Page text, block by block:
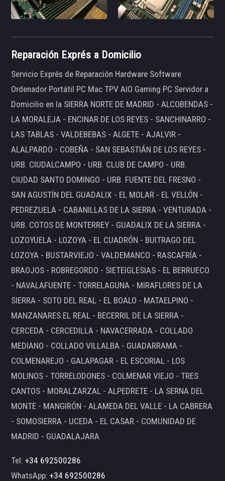
Reparación Exprés a Domicilio
Servicio Exprés de Reparación Hardware Software
Ordenador Portátil PC Mac TPV AIO Gaming PC Servidor a
Domicilio en la SIERRA NORTE DE MADRID - ALCOBENDAS -
LA MORALEJA - ENCINAR DE LOS REYES - SANCHINARRO -
LAS TABLAS - VALDEBEBAS - ALGETE - AJALVIR -
ALALPARDO - COBEÑA - SAN SEBASTIÁN DE LOS REYES -
URB. CIUDALCAMPO - URB. CLUB DE CAMPO - URB.
CIUDAD SANTO DOMINGO - URB. FUENTE DEL FRESNO -
SAN AGUSTÍN DEL GUADALIX - EL MOLAR - EL VELLÓN -
PEDREZUELA - CABANILLAS DE LA SIERRA - VENTURADA -
URB. COTOS DE MONTERREY - GUADALIX DE LA SIERRA -
LOZOYUELA - LOZOYA - EL CUADRÓN - BUITRAGO DEL
LOZOYA - BUSTARVIEJO - VALDEMANCO - RASCAFRÍA -
BRAOJOS - ROBREGORDO - SIETEIGLESIAS - EL BERRUECO
- NAVALAFUENTE - TORRELAGUNA - MIRAFLORES DE LA
SIERRA - SOTO DEL REAL - EL BOALO - MATAELPINO -
MANZANARES EL REAL - BECERRIL DE LA SIERRA -
CERCEDA - CERCEDILLA - NAVACERRADA - COLLADO
MEDIANO - COLLADO VILLALBA - GUADARRAMA -
COLMENAREJO - GALAPAGAR - EL ESCORIAL - LOS
MOLINOS - TORRELODONES - COLMENAR VIEJO - TRES
CANTOS - MORALZARZAL - ALPEDRETE - LA SERNA DEL
MONTE - MANGIRÓN - ALAMEDA DEL VALLE - LA CABRERA
- SOMOSIERRA - UCEDA - EL CASAR - COMUNIDAD DE
MADRID - GUADALAJARA
Tel:+34 692500286
WhatsApp:+34 692500286